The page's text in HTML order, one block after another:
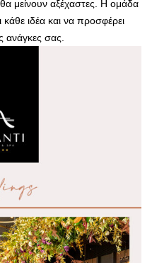
μείνουν αξέχαστες. Η ομάδα
κάθε ιδέα και να προσφέρει
ανάγκες σας.